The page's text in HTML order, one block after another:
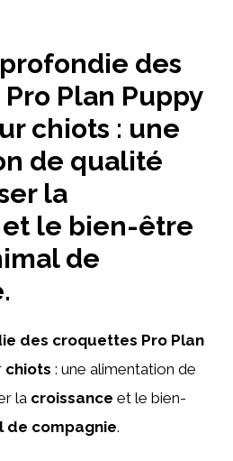
des
Plan Puppy
chiots : une
de qualité
la
et le bien-être
de
des croquettes Pro Plan
chiots : une alimentation de
la croissance et le bien-
de compagnie.